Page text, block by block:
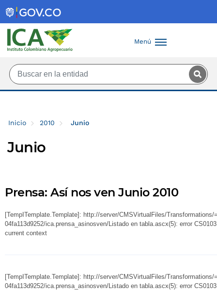
Menú
Inicio 2010 Junio
Junio
Prensa: Así nos ven Junio 2010
[TempITemplate.Template]: http://server/CMSVirtualFiles/Transformations/
04fa113d9252/ica.prensa_asinosven/Listado en tabla.ascx(5): error
current context
[TempITemplate.Template]: http://server/CMSVirtualFiles/Transformations/
04fa113d9252/ica.prensa_asinosven/Listado en tabla.ascx(5): error